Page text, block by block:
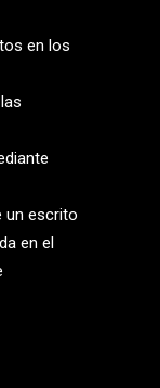
en los
un escrito
en el